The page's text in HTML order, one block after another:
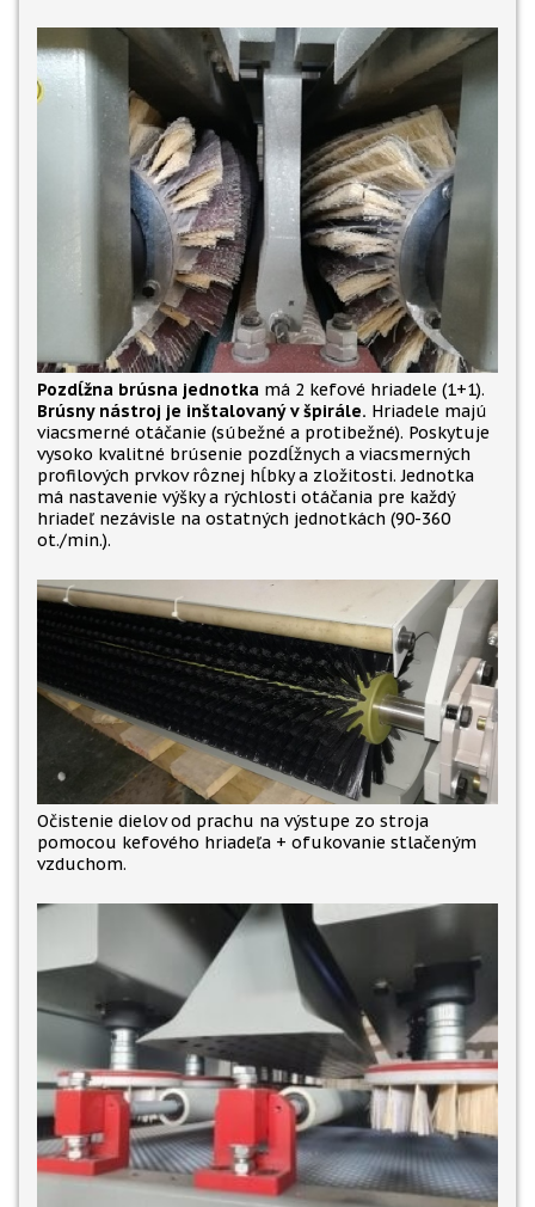
Pozdĺžna brúsna jednotka má 2 kefové hriadele (1+1).
Brúsny nástroj je inštalovaný v špirále. Hriadele majú
viacsmerné otáčanie (súbežné a protibežné). Poskytuje
vysoko kvalitné brúsenie pozdĺžnych a viacsmerných
profilových prvkov rôznej hĺbky a zložitosti. Jednotka
má nastavenie výšky a rýchlosti otáčania pre každý
hriadeľ nezávisle na ostatných jednotkách (90-360
ot./min.).
Očistenie dielov od prachu na výstupe zo stroja
pomocou kefového hriadeľa + ofukovanie stlačeným
vzduchom.